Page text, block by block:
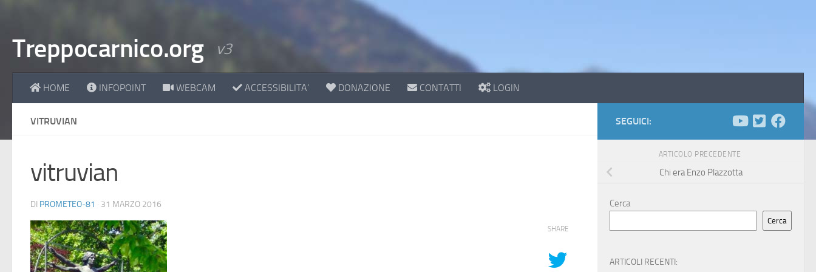
Treppocarnico.org v3
HOME INFOPOINT WEBCAM ACCESSIBILITA’ DONAZIONE CONTATTI LOGIN
VITRUVIAN
vitruvian
DI PROMETEO-81 · 31 MARZO 2016
SHARE
SEGUICI:
ARTICOLO PRECEDENTE
Chi era Enzo Plazzotta
Cerca
Cerca
ARTICOLI RECENTI: